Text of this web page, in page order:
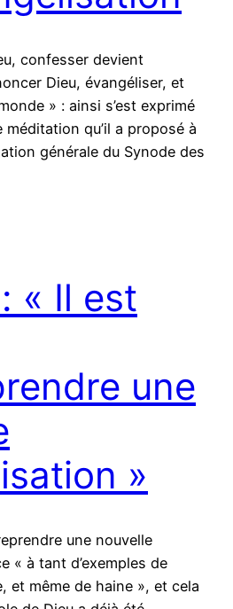
confesser devient
Dieu, évangéliser, et
» : ainsi s’est exprimé
méditation qu’il a proposé à
générale du Synode des
« Il est
une
»
une nouvelle
« à tant d’exemples de
et même de haine », et cela